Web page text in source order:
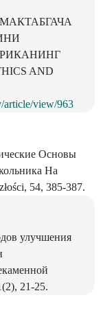
МАКТАБГАЧА
AND
article/view/963
Основы
На
54, 385-387.
улучшения
21-25.